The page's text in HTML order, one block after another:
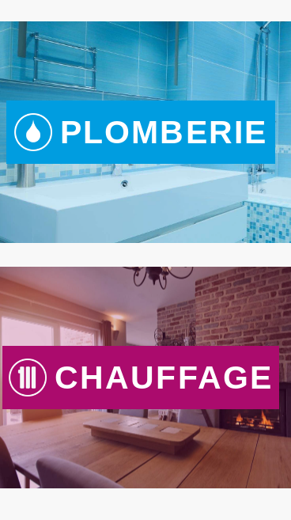
PLOMBERIE
CHAUFFAGE